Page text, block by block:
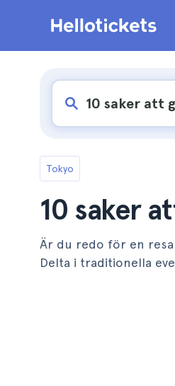
Tokyo
10 saker
Är du redo för en
Delta i traditionella